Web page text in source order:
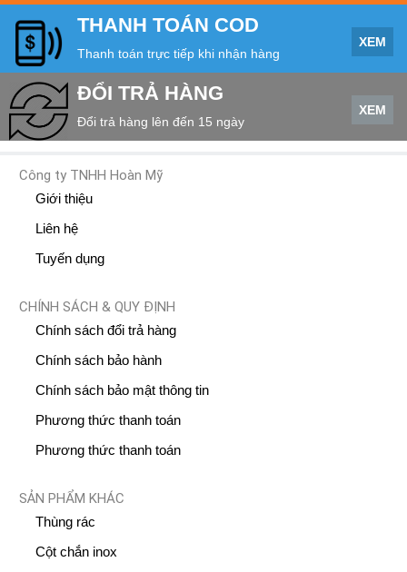
THANH TOÁN COD
Thanh toán trực tiếp khi nhận hàng
XEM
ĐỔI TRẢ HÀNG
Đổi trả hàng lên đến 15 ngày
XEM
Công ty TNHH Hoàn Mỹ
Giới thiệu
Liên hệ
Tuyến dụng
CHÍNH SÁCH & QUY ĐỊNH
Chính sách đổi trả hàng
Chính sách bảo hành
Chính sách bảo mật thông tin
Phương thức thanh toán
Phương thức thanh toán
SẢN PHẨM KHÁC
Thùng rác
Cột chắn inox